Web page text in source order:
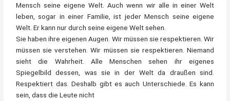
Mensch seine eigene Welt. Auch wenn wir alle in einer Welt
leben, sogar in einer Familie, ist jeder Mensch seine eigene
Welt. Er kann nur durch seine eigene Welt sehen.
Sie haben ihre eigenen Augen. Wir müssen sie respektieren. Wir
müssen sie verstehen. Wir müssen sie respektieren. Niemand
sieht die Wahrheit. Alle Menschen sehen ihr eigenes
Spiegelbild dessen, was sie in der Welt da draußen sind.
Respektiert das. Deshalb gibt es auch Unterschiede. Es kann
sein, dass die Leute nicht